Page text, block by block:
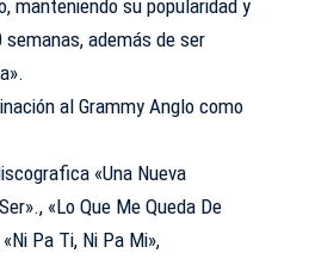
manteniendo su popularidad y
además de ser
al Grammy Anglo como
«Una Nueva
«Lo Que Me Queda De
Pa Ti, Ni Pa Mi»,